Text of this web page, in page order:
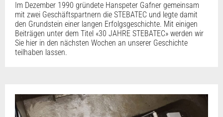
Im Dezember 1990 gründete Hanspeter Gafner gemeinsam
mit zwei Geschäftspartnern die STEBATEC und legte damit
den Grundstein einer langen Erfolgsgeschichte. Mit einigen
Beiträgen unter dem Titel «30 JAHRE STEBATEC» werden wir
Sie hier in den nächsten Wochen an unserer Geschichte
teilhaben lassen.